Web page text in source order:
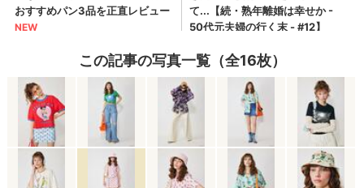
この記事の写真一覧（全16枚）